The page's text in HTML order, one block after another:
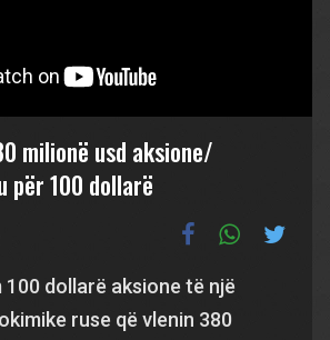
milionë usd aksione/
për 100 dollarë
100 dollarë aksione të një
ruse që vlenin 380